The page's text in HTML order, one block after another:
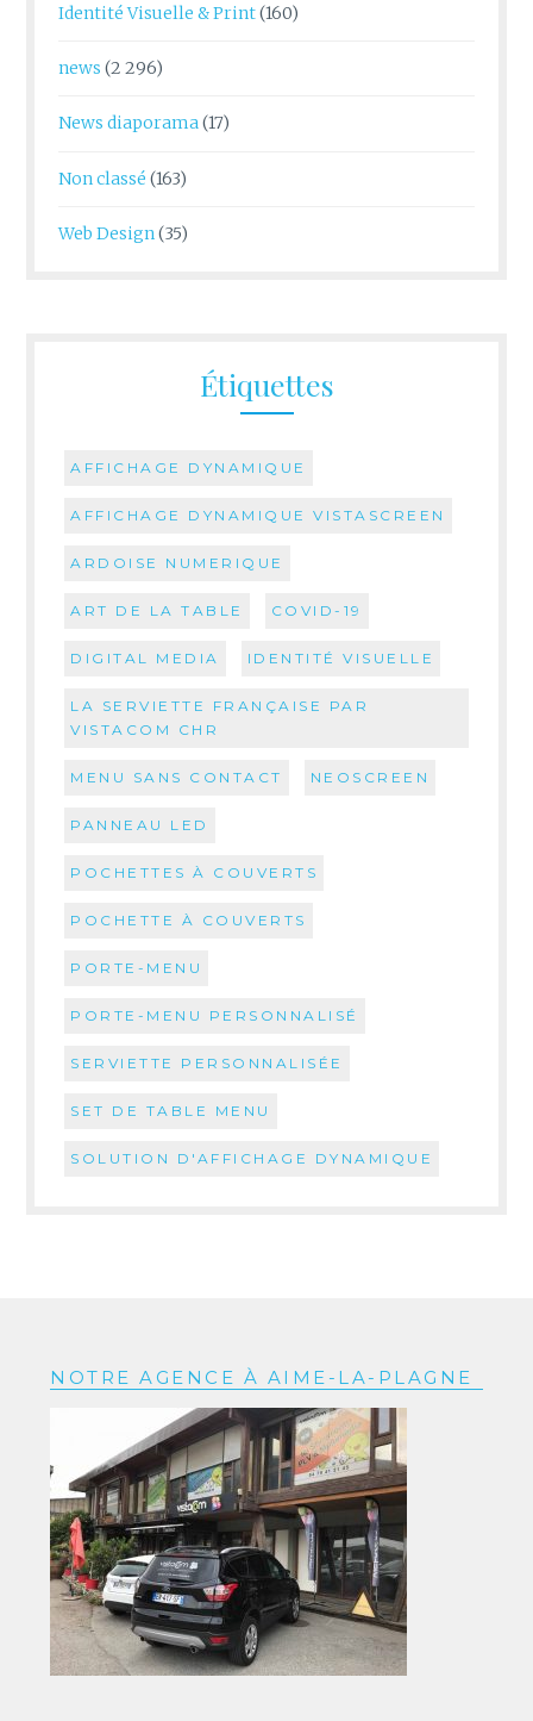
Identité Visuelle & Print(160)
news (2 296)
News diaporama(17)
Non classé (163)
Web Design(35)
Étiquettes
AFFICHAGE DYNAMIQUE
AFFICHAGE DYNAMIQUE VISTASCREEN
ARDOISE NUMERIQUE
ART DE LA TABLE COVID-19
DIGITAL MEDIA IDENTITÉ VISUELLE
LA SERVIETTE FRANÇAISE PAR
VISTACOM CHR
MENU SANS CONTACT NEOSCREEN
PANNEAU LED
POCHETTES À COUVERTS
POCHETTE À COUVERTS
PORTE-MENU
PORTE-MENU PERSONNALISÉ
SERVIETTE PERSONNALISÉE
SET DE TABLE MENU
SOLUTION D'AFFICHAGE DYNAMIQUE
NOTRE AGENCE À AIME-LA-PLAGNE